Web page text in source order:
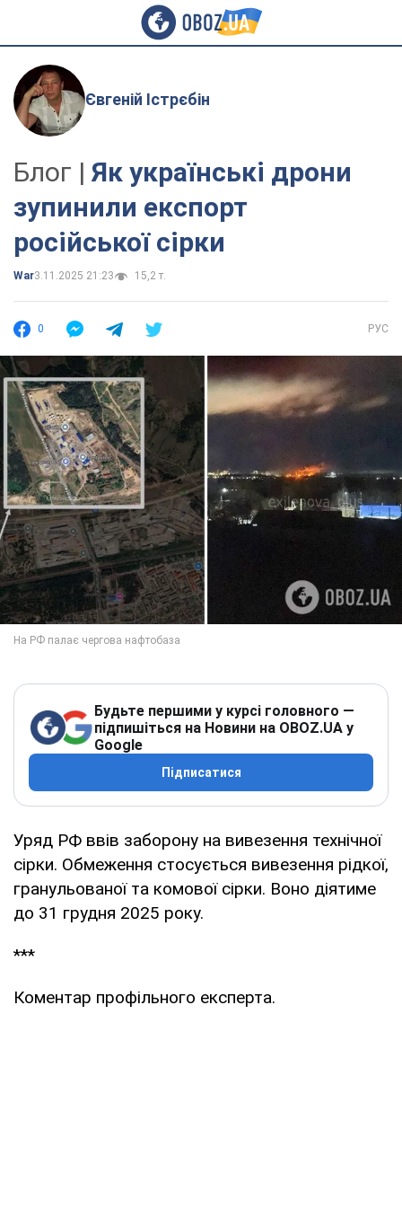
Євгеній Істрєбін
Блог | Як українські дрони
зупинили експорт
російської сірки
War3.11.2025 21:23 15,2 т.
0 РУС
Будьте першими у курсі головного —
підпишіться на Новини на OBOZ.UA у
Google
Підписатися
Уряд РФ ввів заборону на вивезення технічної
сірки. Обмеження стосується вивезення рідкої,
гранульованої та комової сірки. Воно діятиме
до 31 грудня 2025 року.
***
Коментар профільного експерта.